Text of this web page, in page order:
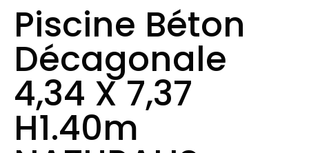
Piscine Béton
Décagonale
4,34 X 7,37
H1.40m